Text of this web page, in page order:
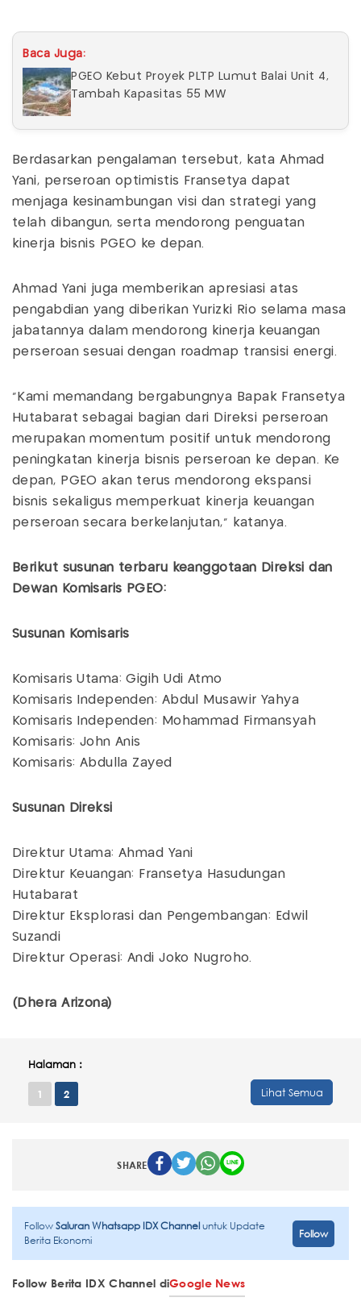
Baca Juga:
PGEO Kebut Proyek PLTP Lumut Balai Unit 4,
Tambah Kapasitas 55 MW
Berdasarkan pengalaman tersebut, kata Ahmad
Yani, perseroan optimistis Fransetya dapat
menjaga kesinambungan visi dan strategi yang
telah dibangun, serta mendorong penguatan
kinerja bisnis PGEO ke depan.
Ahmad Yani juga memberikan apresiasi atas
pengabdian yang diberikan Yurizki Rio selama masa
jabatannya dalam mendorong kinerja keuangan
perseroan sesuai dengan roadmap transisi energi.
“Kami memandang bergabungnya Bapak Fransetya
Hutabarat sebagai bagian dari Direksi perseroan
merupakan momentum positif untuk mendorong
peningkatan kinerja bisnis perseroan ke depan. Ke
depan, PGEO akan terus mendorong ekspansi
bisnis sekaligus memperkuat kinerja keuangan
perseroan secara berkelanjutan,” katanya.
Berikut susunan terbaru keanggotaan Direksi dan
Dewan Komisaris PGEO:
Susunan Komisaris
Komisaris Utama: Gigih Udi Atmo
Komisaris Independen: Abdul Musawir Yahya
Komisaris Independen: Mohammad Firmansyah
Komisaris: John Anis
Komisaris: Abdulla Zayed
Susunan Direksi
Direktur Utama: Ahmad Yani
Direktur Keuangan: Fransetya Hasudungan
Hutabarat
Direktur Eksplorasi dan Pengembangan: Edwil
Suzandi
Direktur Operasi: Andi Joko Nugroho.
(Dhera Arizona)
Halaman :
1 2 Lihat Semua
SHARE
FollowSaluran Whatsapp IDX Channeluntuk Update
Berita Ekonomi
Follow
Follow Berita IDX Channel diGoogle News